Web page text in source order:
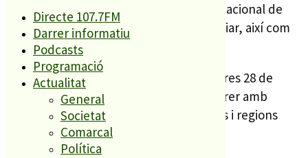
Directe 107.7FM
Darrer informatiu
Podcasts
Programació
Actualitat
General
Societat
Comarcal
Política
Malgrat de Mar vendrà el Festival Internacional de
Bandes i la certificació de Turisme Familiar, així com
tota la seva oferta com a destinació.
Fitur obre les seves portes demà dimecres 28 de
gener fins el proper diumenge 1 de febrer amb
13.000 empreses expositores i 170 països i regions
representades.